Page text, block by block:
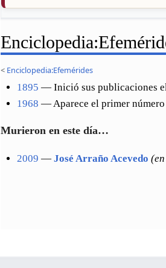
Enciclopedia:
< Enciclopedia:Efemérides
1895 — Inició sus publicaciones
1968 — Aparece el primer número
Murieron en este día…
2009 —José Arraño Acevedo